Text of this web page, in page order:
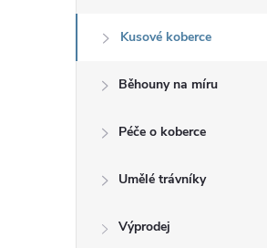
o
s
Kusové koberce
Běhouny na míru
Péče o koberce
Umělé trávníky
Výprodej